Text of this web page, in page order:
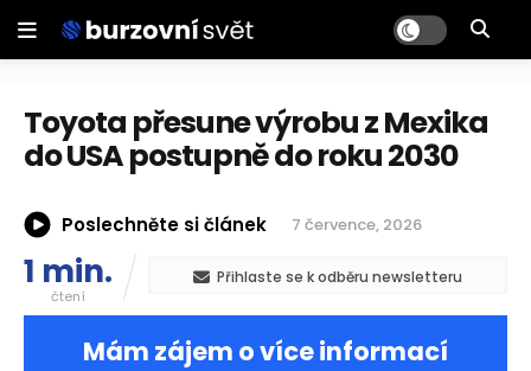
Toyota přesune výrobu z Mexika
do USA postupně do roku 2030
Poslechněte si článek 7 července, 2026
1 min.
čtení
Přihlaste se k odběru newsletteru
Mám zájem o více informací